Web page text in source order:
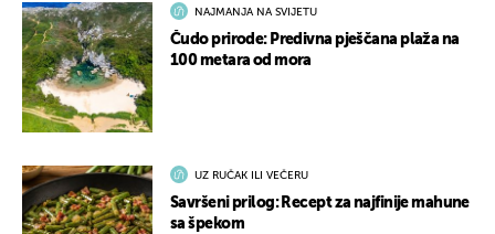
NAJMANJA NA SVIJETU
Čudo prirode: Predivna pješčana plaža na
100 metara od mora
UZ RUČAK ILI VEČERU
Savršeni prilog: Recept za najfinije mahune
sa špekom